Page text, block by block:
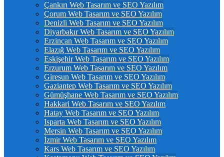
Çankırı Web Tasarım ve SEO Yazılım
Çorum Web Tasarım ve SEO Yazılım
Denizli Web Tasarım ve SEO Yazılım
Diyarbakır Web Tasarım ve SEO Yazılım
Erzincan Web Tasarım ve SEO Yazılım
Elazığ Web Tasarım ve SEO Yazılım
Eskişehir Web Tasarım ve SEO Yazılım
Erzurum Web Tasarım ve SEO Yazılım
Giresun Web Tasarım ve SEO Yazılım
Gaziantep Web Tasarım ve SEO Yazılım
Gümüşhane Web Tasarım ve SEO Yazılım
Hakkari Web Tasarım ve SEO Yazılım
Hatay Web Tasarım ve SEO Yazılım
Isparta Web Tasarım ve SEO Yazılım
Mersin Web Tasarım ve SEO Yazılım
İzmir Web Tasarım ve SEO Yazılım
Kars Web Tasarım ve SEO Yazılım